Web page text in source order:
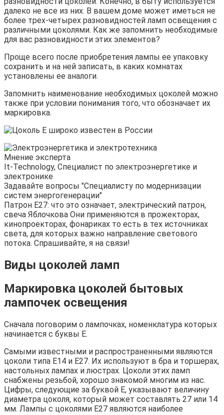
далеко не все из них. В вашем доме может иметься не
более трех-четырех разновидностей ламп освещения с
различными цоколями. Как же запомнить необходимые
для вас разновидности этих элементов?
Проще всего после приобретения лампы ее упаковку
сохранить и на ней записать, в каких комнатах
установлены ее аналоги.
Запомнить наименование необходимых цоколей можно
также при условии понимания того, что обозначает их
маркировка.
Мнение эксперта
It-Technology, Cпециалист по электроэнергетике и
электронике
Задавайте вопросы "Специалисту по модернизации
систем энергогенерации"
Патрон Е27: что это означает, электрический патрон,
свеча Яблочкова Они применяются в прожекторах,
кинопроекторах, фонариках то есть в тех источниках
света, для которых важно направление светового
потока. Спрашивайте, я на связи!
Виды цоколей ламп
Маркировка цоколей бытовых
лампочек освещения
Сначала поговорим о лампочках, номенклатура которых
начинается с буквы Е.
Самыми известными и распространенными являются
цоколи типа Е14 и E27. Их используют в бра и торшерах,
настольных лампах и люстрах. Цоколи этих ламп
снабжены резьбой, хорошо знакомой многим из нас.
Цифры, следующие за буквой E, указывают величину
диаметра цоколя, который может составлять 27 или 14
мм. Лампы с цоколями Е27 являются наиболее